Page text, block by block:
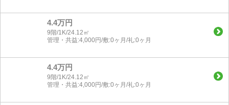
4.4万円
9階/1K/24.12㎡
管理・共益:4,000円/敷:0ヶ月/礼:0ヶ月
4.4万円
9階/1K/24.12㎡
管理・共益:4,000円/敷:0ヶ月/礼:0ヶ月